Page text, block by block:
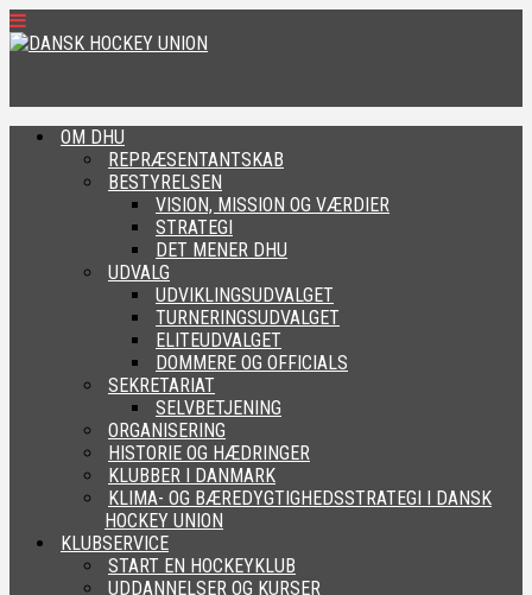
OM DHU
REPRÆSENTANTSKAB
BESTYRELSEN
VISION, MISSION OG VÆRDIER
STRATEGI
DET MENER DHU
UDVALG
UDVIKLINGSUDVALGET
TURNERINGSUDVALGET
ELITEUDVALGET
DOMMERE OG OFFICIALS
SEKRETARIAT
SELVBETJENING
ORGANISERING
HISTORIE OG HÆDRINGER
KLUBBER I DANMARK
KLIMA- OG BÆREDYGTIGHEDSSTRATEGI I DANSK
HOCKEY UNION
KLUBSERVICE
START EN HOCKEYKLUB
UDDANNELSER OG KURSER